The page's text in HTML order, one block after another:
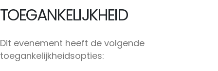
TOEGANKELIJKHEID
Dit evenement heeft de volgende
toegankelijkheidsopties: